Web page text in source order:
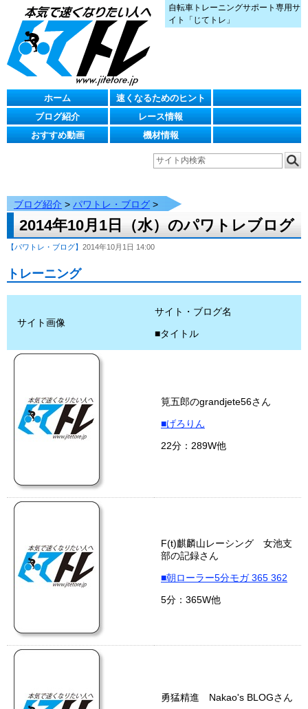
自転車トレーニングサポート専用サ
イト「じてトレ」
ホーム
速くなるためのヒント
ブログ紹介
レース情報
おすすめ動画
機材情報
ブログ紹介 > パワトレ・ブログ>
2014年10月1日（水）のパワトレブログ
【パワトレ・ブログ】 2014年10月1日 14:00
トレーニング
サイト画像
サイト・ブログ名
■タイトル
筧五郎のgrandjete56さん
■げろりん
22分：289W他
F(t)麒麟山レーシング 女池支
部の記録さん
■朝ローラー5分モガ 365 362
5分：365W他
勇猛精進 Nakao's BLOGさん